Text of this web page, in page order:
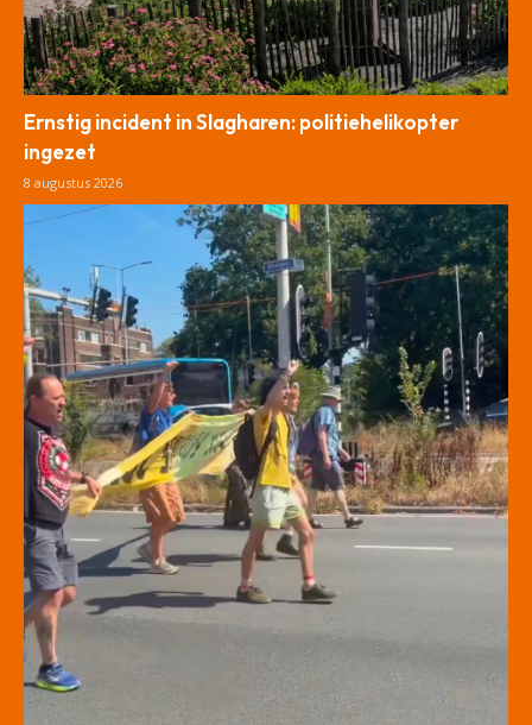
Ernstig incident in Slagharen: politiehelikopter
ingezet
8 augustus 2026